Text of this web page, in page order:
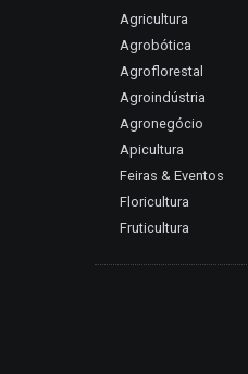
Agricultura
Agrobótica
Agroflorestal
Agroindústria
Agronegócio
Apicultura
Feiras & Eventos
Floricultura
Fruticultura